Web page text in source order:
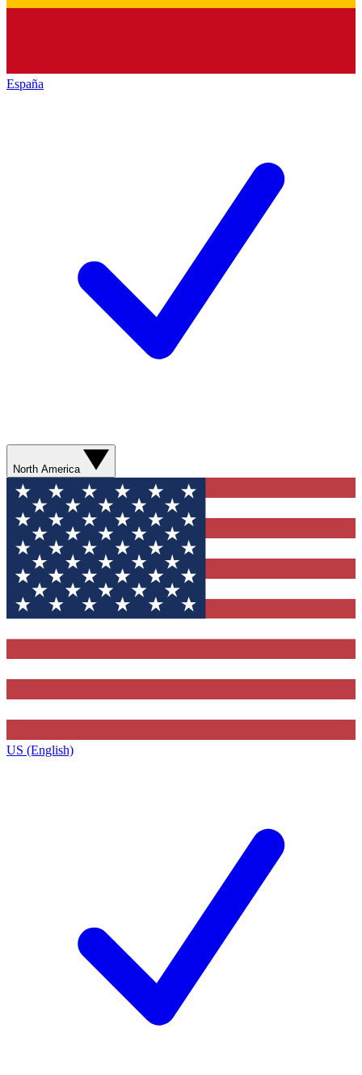
España
North America
US (English)